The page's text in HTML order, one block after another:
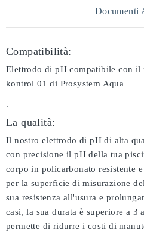
Documenti
Compatibilità:
Elettrodo di pH compatibile con il
kontrol 01 di Prosystem Aqua
.
La qualità:
Il nostro elettrodo di pH di alta
con precisione il pH della tua
corpo in policarbonato resistente
per la superficie di misurazione
sua resistenza all'usura e
casi, la sua durata è superiore a 3
permette di ridurre i costi di